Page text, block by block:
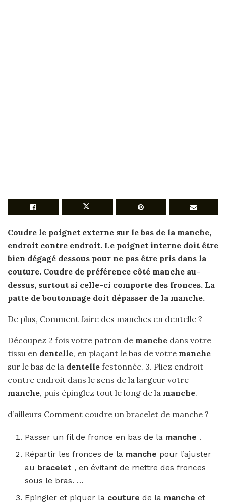
Coudre le poignet externe sur le bas de la manche,
endroit contre endroit. Le poignet interne doit être
bien dégagé dessous pour ne pas être pris dans la
couture. Coudre de préférence côté manche au-
dessus, surtout si celle-ci comporte des fronces. La
patte de boutonnage doit dépasser de la manche.
De plus, Comment faire des manches en dentelle ?
Découpez 2 fois votre patron de manche dans votre
tissu en dentelle, en plaçant le bas de votre manche
sur le bas de la dentelle festonnée. 3. Pliez endroit
contre endroit dans le sens de la largeur votre
manche, puis épinglez tout le long de la manche.
d’ailleurs Comment coudre un bracelet de manche ?
Passer un fil de fronce en bas de la manche .
Répartir les fronces de la manche pour l’ajuster
au bracelet , en évitant de mettre des fronces
sous le bras. …
Epingler et piquer la couturede la mancheet